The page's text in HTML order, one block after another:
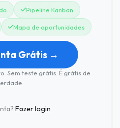
Pipeline Kanban
Mapa de oportunidades
Grátis →
Sem teste grátis. É grátis de
Fazer login